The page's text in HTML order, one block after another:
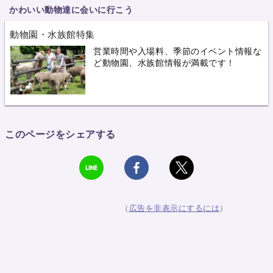
かわいい動物達に会いに行こう
動物園・水族館特集
営業時間や入場料、季節のイベント情報な
ど動物園、水族館情報が満載です！
このページをシェアする
（ 広告を非表示にするには ）